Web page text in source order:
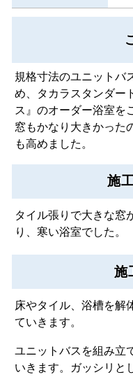
規格寸法のユニットバ
め、タカラスタンダー
ス』のオーダー浴室を
窓もかなり大きかった
も高めました。
施
タイル張りで大きな窓
り、寒い浴室でした。
施
床やタイル、浴槽を解
ていきます。
ユニットバスを組み立
いきます。ガッシリと